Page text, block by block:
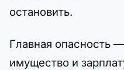
остановить.
Главная опасность
имущество и